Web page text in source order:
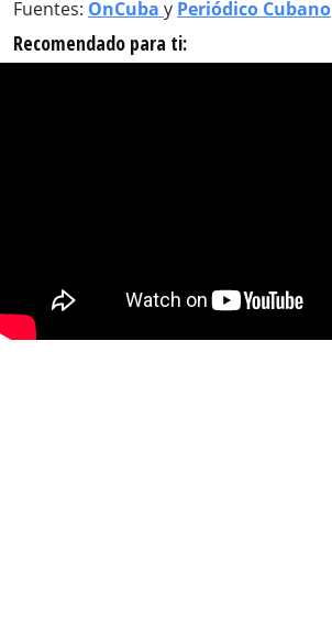
Fuentes: OnCuba y Periódico Cubano
Recomendado para ti: